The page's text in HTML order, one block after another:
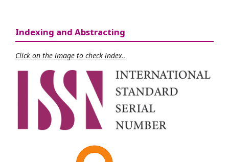
Indexing and Abstracting
Click on the image to check index..